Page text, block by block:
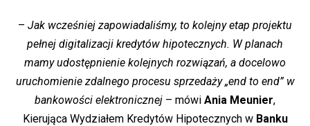
– Jak wcześniej zapowiadaliśmy, to kolejny etap projektu
pełnej digitalizacji kredytów hipotecznych. W planach
mamy udostępnienie kolejnych rozwiązań, a docelowo
uruchomienie zdalnego procesu sprzedaży „end to end” w
bankowości elektronicznej – mówi Ania Meunier,
Kierująca Wydziałem Kredytów Hipotecznych w Banku